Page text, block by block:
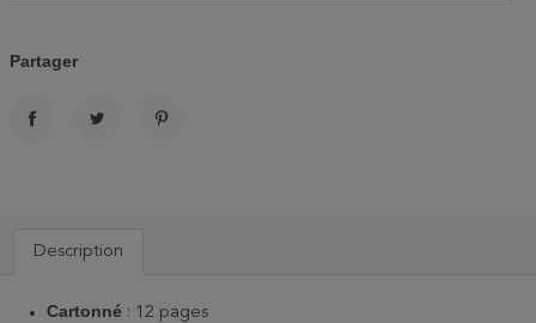
Partager
Description
Cartonné : 12 pages